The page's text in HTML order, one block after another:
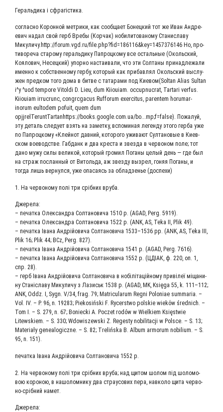
Гераль­ди­ка і сфрагістика.
соглас­но Корон­ной мет­ри­ки, как сооб­ща­ет Бонец­кий тот же Иван Андре­
евич надал свой герб Вре­бы (Кор­чак) ноби­ли­то­ва­но­му Ста­ни­сла­ву
Микуличу.http://forum.vgd.ru/file.php?fid=186116&key=1457376146 Но, про­
ти­во­ре­ча ста­ро­му гераль­ди­ку Папроц­ко­му все осталь­ные (Околь­ский,
Коя­ло­вич, Несец­кий) упор­но наста­и­ва­ли, что эти Сол­та­ны при­над­ле­жа­ли
имен­но к соб­ствен­но­му гер­бу, кото­рый как при­бав­лял Околь­ский выслу­
жен пред­ком того дома в бит­ве с тата­ра­ми под Киевом(Soltan Alias Sultan
i^y ^uod tempore Vitoldi D. Lieu, dum Kiiouiam. occupnucrat, Tartari verfus.
Kiiouiam irrucrunc, congrcgacus Rufforum exercitus, parentem horumar-
inorum eultodem pofuit, quem dum
opjjrelTeruntTartanhttps://books.google.com.ua/bo...mp;f=false). Пожа­луй,
эту деталь сле­ду­ет взять на замет­ку, вспо­ми­ная леген­ду это­го гер­ба уже
по Папроц­ко­му «Клей­нот дав­ний, кото­ро­го ужи­ва­ют Сул­та­но­вые в Киев­
ском вое­вод­стве. Габ­данк и два кре­ста и звез­да в чер­во­ном поле; тот
дано мужу силы вели­кой, кото­рый гро­мил Пога­ны целый день — где был
на страж послан­ный от Витоль­да, аж звез­ду вызрел, гоняя Пога­ны, и
тогда лишь вер­нул­ся, уже опа­са­ясь за облад­зе­нье (доспе­хи)
1. На чер­во­но­му полі три сріб­них вруба.
Дже­ре­ла:
– печат­ка Олек­сандра Сол­та­но­ви­ча 1510 р. (AGAD, Perg. 5919).
– печат­ка Олек­сандра Сол­та­но­ви­ча 1522 р. (ANK, AS, Teka ІІ, Plik 49).
– печат­ка Іва­на Андрій­о­ви­ча Сол­та­но­ви­ча 1533–1536 рр. (ANK, AS, Teka ІІІ,
Plik 16; Plik 44; BCz, Perg. 827).
– печат­ка Іва­на Андрій­о­ви­ча Сол­та­но­ви­ча 1541 р. (AGAD, Perg. 7616).
– печат­ка Іва­на Андрій­о­ви­ча Сол­та­но­ви­ча 1552 р. (ЦДІАК, ф. 220, оп. 1,
спр. 28).
– герб Іва­на Андрій­о­ви­ча Сол­та­но­ви­ча в нобіліта­цій­но­му при­вілеї міща­ни­
ну Стані­сла­ву Мику­ли­чу з Лазиськ 1538 р. (AGAD, MK, Księga 55, k. 111–112;
ANK, Oddz. I, Sygn. V/34, frag. 79; Matricularum Regni Poloniae summaria. –
Vol. IV. – P. 96, n. 19283; Piekosiński F. Rycerstwo polskie wiekόw średnich. –
Tom I. – S. 279, n. 67; Boniecki A. Poczet rodów w Wielkiem Księstwie
Litewskiem. – S. 330; Wdowiszewski Z. Regesty nobilitacji w Polsce. – S. 13;
Materiały genealogiczne. – S. 82; Тrelińska B. Album armorum nobilium. – S.
95, n. 151).
печат­ка Іва­на Андрій­о­ви­ча Сол­та­но­ви­ча 1552 р.
2. На чер­во­но­му полі три сріб­них вру­ба; над щитом шолом під шоло­мо­
вою коро­ною, в нашо­лом­ни­ку два стра­у­со­вих пера, нав­ко­ло щита чер­во­
но-сріб­ний намет.
Дже­ре­ла: